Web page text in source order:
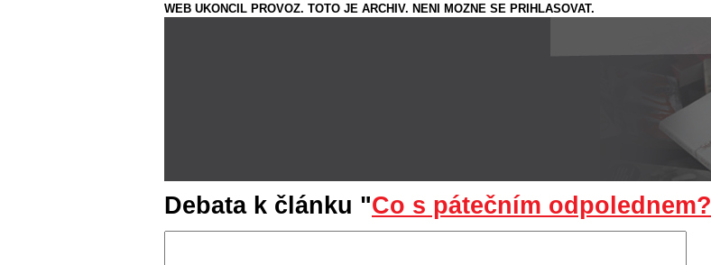
WEB UKONCIL PROVOZ. TOTO JE ARCHIV. NENI MOZNE SE PRIHLASOVAT.
Debata k článku "Co s pátečním odpolednem?